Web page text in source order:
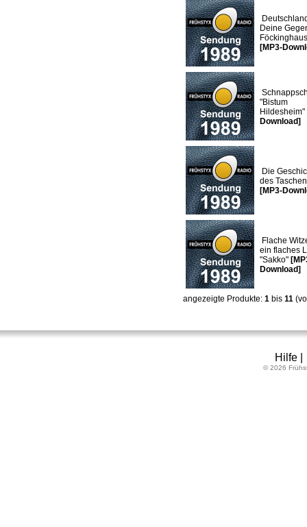
Deine
[MP3-
"Bistum
Hildesheim"
Download]
Die
des
[MP3-
Flache
ein flaches
"Sakko"
Download]
angezeigte Produkte: 1 bis 11
Hilfe|
© 2026